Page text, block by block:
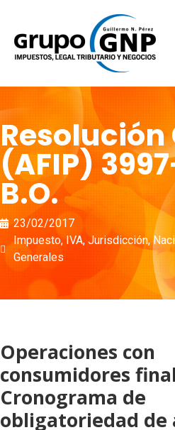
Resolución
(AFIP)
B.O.
23/02/2017
Impuesto,IVA, Jurisdicción,
Generales
Operaciones con
consumidores
Cronograma de
obligatoriedad de